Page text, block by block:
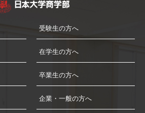
受験生の方へ
在学生の方へ
卒業生の方へ
企業・一般の方へ